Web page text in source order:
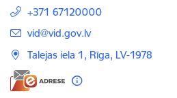
+371 67120000
E-pasts:
vid@vid.gov.lv
Talejas iela 1, Rīga, LV-1978